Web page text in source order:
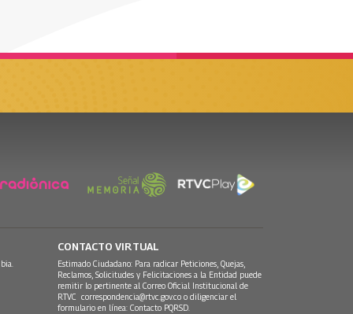
CONTACTO VIRTUAL
Estimado Ciudadano: Para radicar Peticiones, Quejas,
Reclamos, Solicitudes y Felicitaciones a la Entidad puede
remitir lo pertinente al Correo Oficial Institucional de
RTVC correspondencia@rtvc.gov.co o diligenciar el
formulario en línea: Contacto PQRSD.